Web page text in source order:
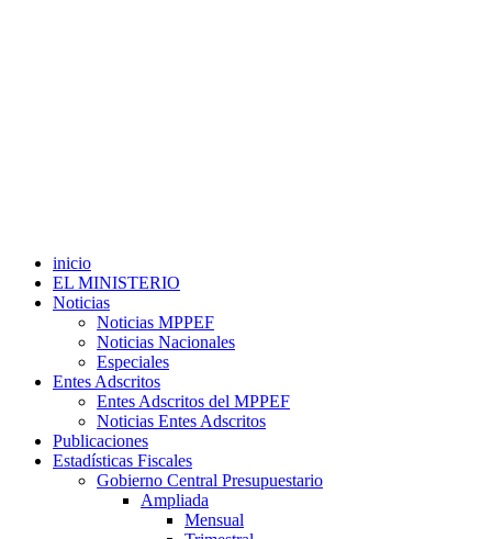
inicio
EL MINISTERIO
Noticias
Noticias MPPEF
Noticias Nacionales
Especiales
Entes Adscritos
Entes Adscritos del MPPEF
Noticias Entes Adscritos
Publicaciones
Estadísticas Fiscales
Gobierno Central Presupuestario
Ampliada
Mensual